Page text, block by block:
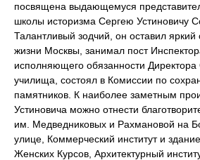
посвящена выдающемуся
школы историзма Сергею Устиновичу
Талантливый зодчий, он оставил яркий
жизни Москвы, занимал пост
исполняющего обязанности Директора
училища, состоял в Комиссии по
памятников. К наиболее заметным
Устиновича можно отнести
им. Медведниковых и Рахмановой на
улице, Коммерческий институт и
Женских Курсов, Архитектурный